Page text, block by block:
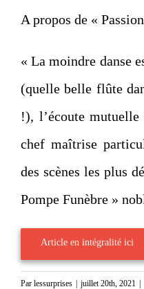
A propos de «
« La moindre danse
(quelle belle flûte
!), l’écoute
chef maîtrise
des scènes les plus
Pompe Funèbre »
Article en intégralité ici
Par lessurprises | juillet 20th, 2021 |